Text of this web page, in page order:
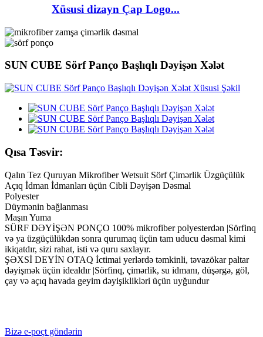
Xüsusi dizayn Çap Logo...
SUN CUBE Sörf Panço Başlıqlı Dəyişən Xələt
Qısa Təsvir:
Qalın Tez Quruyan Mikrofiber Wetsuit Sörf Çimərlik Üzgüçülük
Açıq İdman İdmanları üçün Cibli Dəyişən Dəsmal
Polyester
Düymənin bağlanması
Maşın Yuma
SÜRF DƏYİŞƏN PONÇO 100% mikrofiber polyesterdən |Sörfinq
və ya üzgüçülükdən sonra qurumaq üçün tam uducu dəsmal kimi
ikiqatdır, sizi rahat, isti və quru saxlayır.
ŞƏXSİ DEYİN OTAQ İctimai yerlərdə təmkinli, təvazökar paltar
dəyişmək üçün idealdır |Sörfinq, çimərlik, su idmanı, düşərgə, göl,
çay və açıq havada geyim dəyişiklikləri üçün uyğundur
Bizə e-poçt göndərin